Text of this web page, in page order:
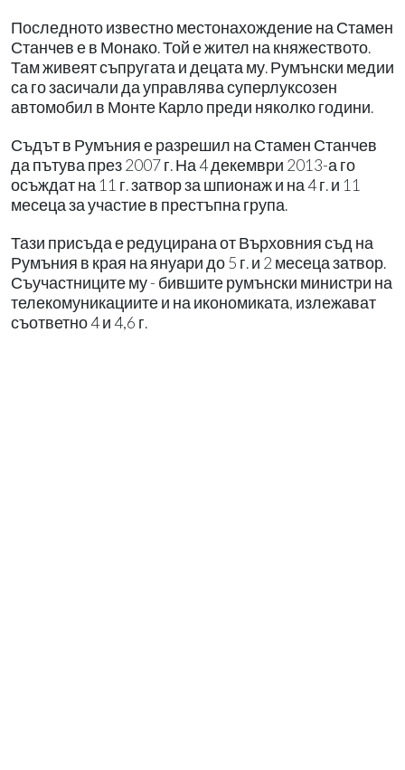
Последното известно местонахождение на Стамен
Станчев е в Монако. Той е жител на княжеството.
Там живеят съпругата и децата му. Румънски медии
са го засичали да управлява суперлуксозен
автомобил в Монте Карло преди няколко години.
Съдът в Румъния е разрешил на Стамен Станчев
да пътува през 2007 г. На 4 декември 2013-а го
осъждат на 11 г. затвор за шпионаж и на 4 г. и 11
месеца за участие в престъпна група.
Тази присъда е редуцирана от Върховния съд на
Румъния в края на януари до 5 г. и 2 месеца затвор.
Съучастниците му - бившите румънски министри на
телекомуникациите и на икономиката, излежават
съответно 4 и 4,6 г.